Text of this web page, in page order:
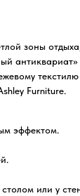
зоны
антиквариат»
Furniture.
эффектом.
или у